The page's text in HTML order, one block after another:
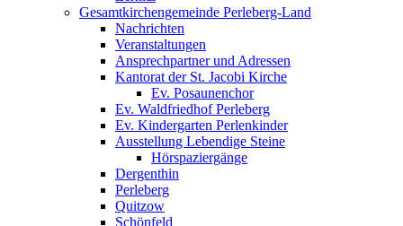
Gesamtkirchengemeinde Perleberg-Land
Nachrichten
Veranstaltungen
Ansprechpartner und Adressen
Kantorat der St. Jacobi Kirche
Ev. Posaunenchor
Ev. Waldfriedhof Perleberg
Ev. Kindergarten Perlenkinder
Ausstellung Lebendige Steine
Hörspaziergänge
Dergenthin
Perleberg
Quitzow
Schönfeld